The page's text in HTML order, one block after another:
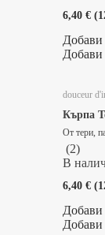
6,40 €
Добави
Добави
douceur
Кърпа
От тери,
(2)
В
6,40 €
Добави
Добави